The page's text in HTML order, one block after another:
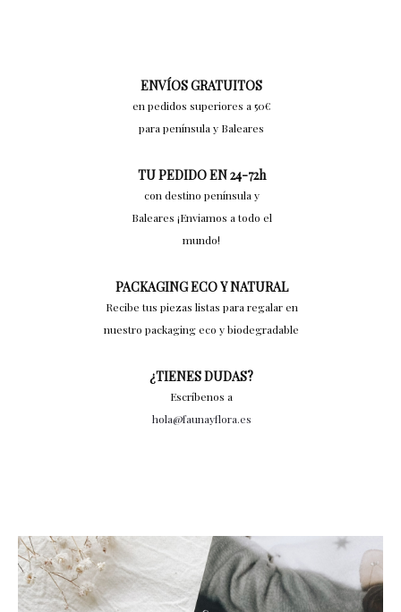
ENVÍOS GRATUITOS
en pedidos superiores a 50€
para península y Baleares
TU PEDIDO EN 24-72h
con destino península y
Baleares ¡Enviamos a todo el
mundo!
PACKAGING ECO Y NATURAL
Recibe tus piezas listas para regalar en
nuestro packaging eco y biodegradable
¿TIENES DUDAS?
Escríbenos a
hola@faunayflora.es